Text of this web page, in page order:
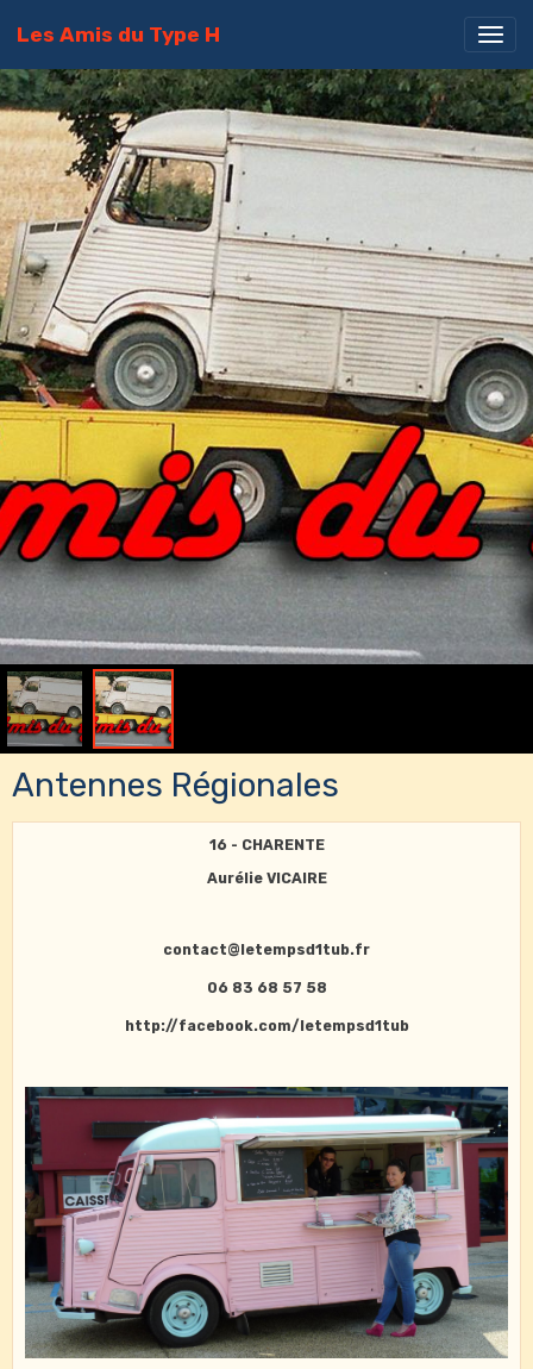
Les Amis du Type H
Antennes Régionales
16 - CHARENTE
Aurélie VICAIRE
contact@letempsd1tub.fr
06 83 68 57 58
http://facebook.com/letempsd1tub